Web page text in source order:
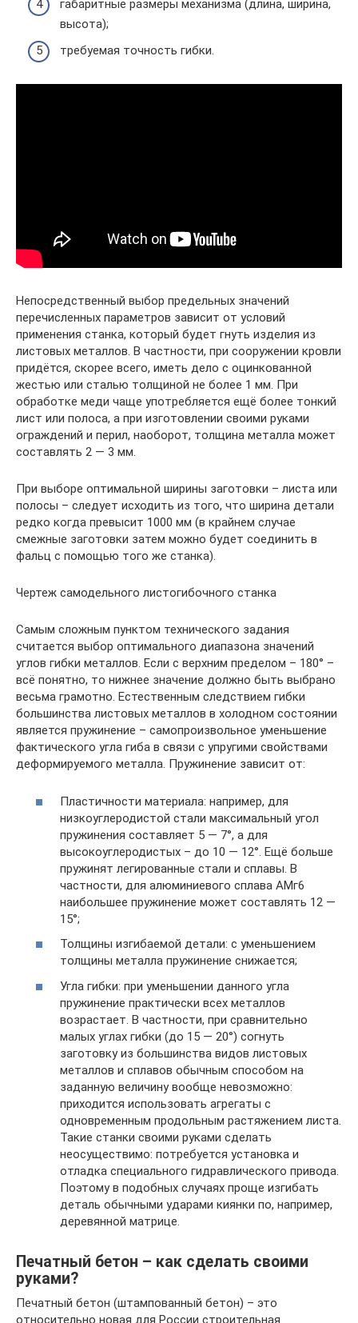
габаритные размеры механизма (длина, ширина,
высота);
требуемая точность гибки.
Непосредственный выбор предельных значений
перечисленных параметров зависит от условий
применения станка, который будет гнуть изделия из
листовых металлов. В частности, при сооружении кровли
придётся, скорее всего, иметь дело с оцинкованной
жестью или сталью толщиной не более 1 мм. При
обработке меди чаще употребляется ещё более тонкий
лист или полоса, а при изготовлении своими руками
ограждений и перил, наоборот, толщина металла может
составлять 2 — 3 мм.
При выборе оптимальной ширины заготовки – листа или
полосы – следует исходить из того, что ширина детали
редко когда превысит 1000 мм (в крайнем случае
смежные заготовки затем можно будет соединить в
фальц с помощью того же станка).
Чертеж самодельного листогибочного станка
Самым сложным пунктом технического задания
считается выбор оптимального диапазона значений
углов гибки металлов. Если с верхним пределом – 180° –
всё понятно, то нижнее значение должно быть выбрано
весьма грамотно. Естественным следствием гибки
большинства листовых металлов в холодном состоянии
является пружинение – самопроизвольное уменьшение
фактического угла гиба в связи с упругими свойствами
деформируемого металла. Пружинение зависит от:
Пластичности материала: например, для
низкоуглеродистой стали максимальный угол
пружинения составляет 5 — 7°, а для
высокоуглеродистых – до 10 — 12°. Ещё больше
пружинят легированные стали и сплавы. В
частности, для алюминиевого сплава АМг6
наибольшее пружинение может составлять 12 —
15°;
Толщины изгибаемой детали: с уменьшением
толщины металла пружинение снижается;
Угла гибки: при уменьшении данного угла
пружинение практически всех металлов
возрастает. В частности, при сравнительно
малых углах гибки (до 15 — 20°) согнуть
заготовку из большинства видов листовых
металлов и сплавов обычным способом на
заданную величину вообще невозможно:
приходится использовать агрегаты с
одновременным продольным растяжением листа.
Такие станки своими руками сделать
неосуществимо: потребуется установка и
отладка специального гидравлического привода.
Поэтому в подобных случаях проще изгибать
деталь обычными ударами киянки по, например,
деревянной матрице.
Печатный бетон – как сделать своими
руками?
Печатный бетон (штампованный бетон) – это
относительно новая для России строительная